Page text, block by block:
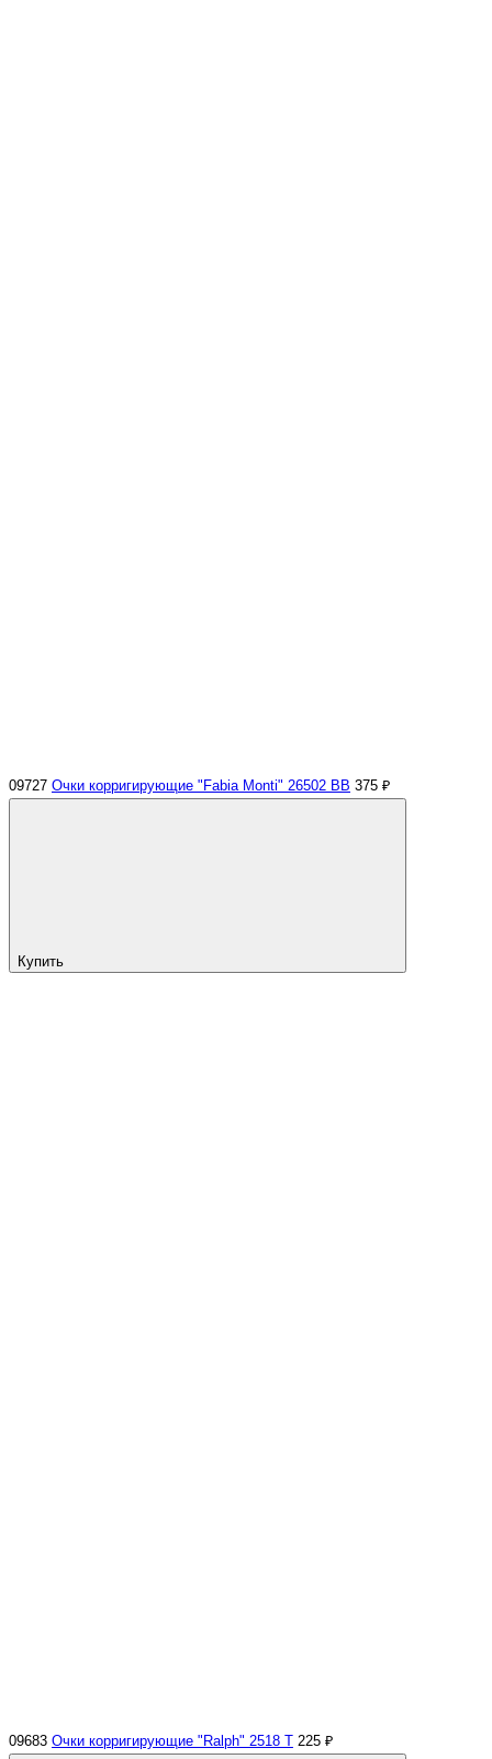
09727 Очки корригирующие "Fabia Monti" 26502 ВВ 375 ₽
Купить
09683 Очки корригирующие "Ralph" 2518 Т 225 ₽